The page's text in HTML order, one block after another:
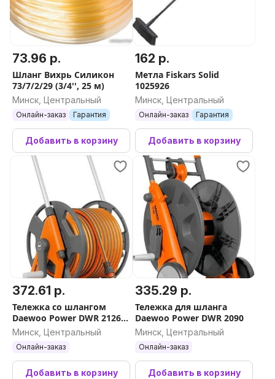
73.96 р.
Шланг Вихрь Силикон
73/7/2/29 (3/4'', 25 м)
Минск, Центральный
Онлайн-заказ Гарантия
Добавить в корзину
162 р.
Метла Fiskars Solid
1025926
Минск, Центральный
Онлайн-заказ Гарантия
Добавить в корзину
372.61 р.
Тележка со шлангом
Daewoo Power DWR 2126
(1/2'', 25 м)
Минск, Центральный
Онлайн-заказ
Добавить в корзину
335.29 р.
Тележка для шланга
Daewoo Power DWR 2090
Минск, Центральный
Онлайн-заказ
Добавить в корзину